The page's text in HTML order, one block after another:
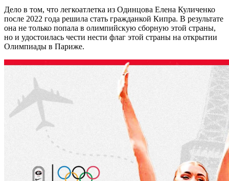
Дело в том, что легкоатлетка из Одинцова Елена Куличенко
после 2022 года решила стать гражданкой Кипра. В результате
она не только попала в олимпийскую сборную этой страны,
но и удостоилась чести нести флаг этой страны на открытии
Олимпиады в Париже.